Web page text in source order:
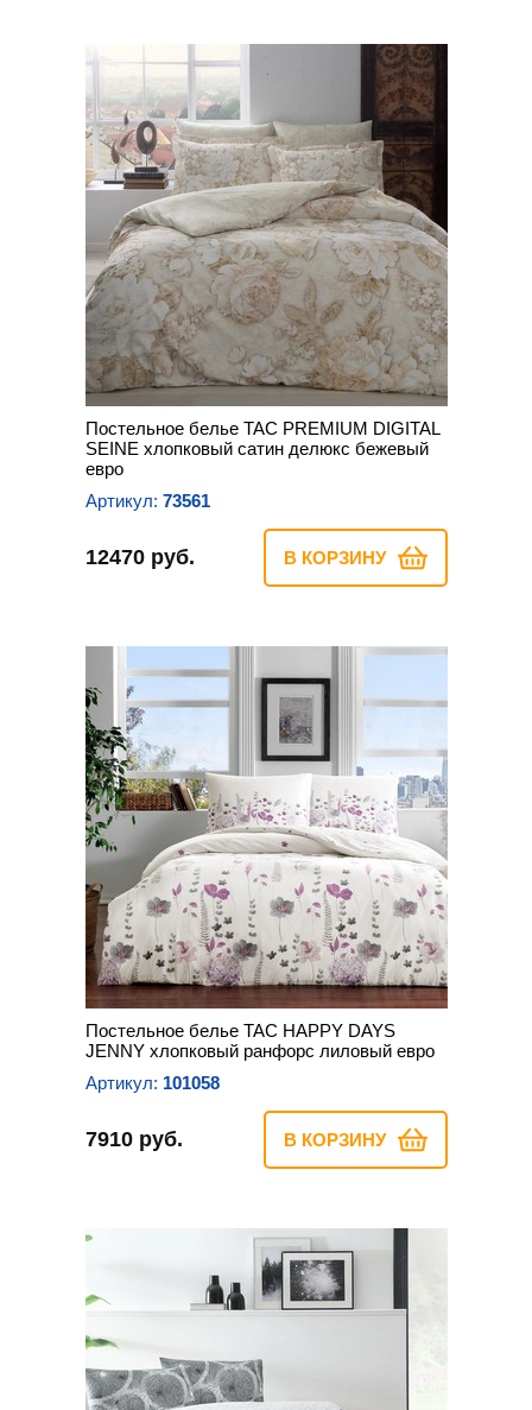
Постельное белье TAC PREMIUM DIGITAL
SEINE хлопковый сатин делюкс бежевый
евро
Артикул: 73561
12470 руб. В КОРЗИНУ
Постельное белье TAC HAPPY DAYS
JENNY хлопковый ранфорс лиловый евро
Артикул: 101058
7910 руб. В КОРЗИНУ